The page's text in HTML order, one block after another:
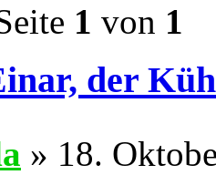
1 von 1
der
» 18.